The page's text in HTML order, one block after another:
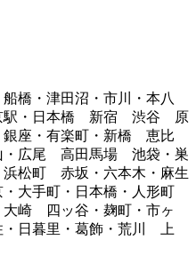
橋・津田沼・市川・本八
・日本橋 新宿 渋谷 原
座・有楽町・新橋 恵比
・広尾 高田馬場 池袋・巣
浜松町 赤坂・六本木・麻生
大手町・日本橋・人形町
大崎 四ッ谷・麹町・市ヶ
日暮里・葛飾・荒川 上